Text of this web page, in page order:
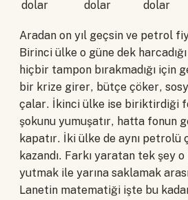
dolar
dolar
dolar
Aradan on yıl geçsin ve petrol
Birinci ülke o güne dek
hiçbir tampon bırakmadığı için
bir krize girer, bütçe çöker,
çalar. İkinci ülke ise biriktirdiği
şokunu yumuşatır, hatta fonun
kapatır. İki ülke de aynı petrolü
kazandı. Farkı yaratan tek şey
yutmak ile yarına saklamak
Lanetin matematiği işte bu